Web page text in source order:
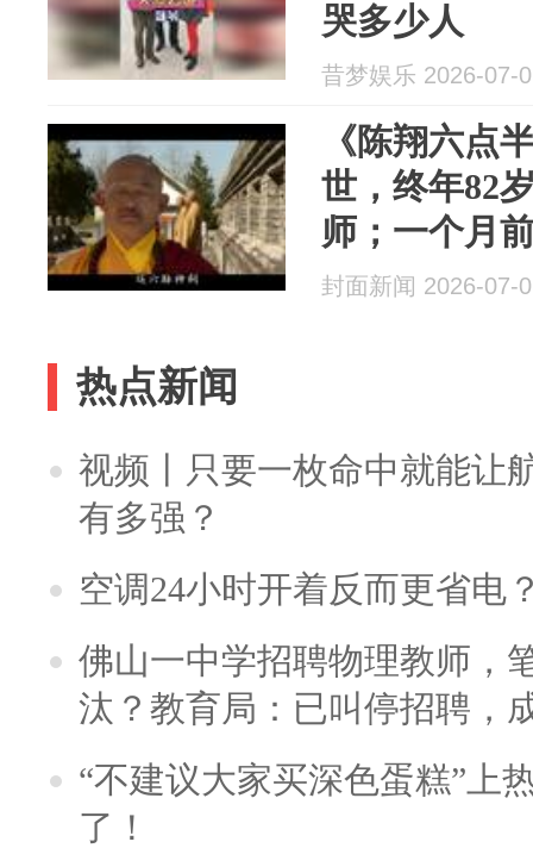
哭多少人
昔梦娱乐 2026-07-
《陈翔六点
世，终年82
师；一个月
离世
封面新闻 2026-07-
热点新闻
视频丨只要一枚命中就能让
有多强？
空调24小时开着反而更省电
佛山一中学招聘物理教师，
汰？教育局：已叫停招聘，
“不建议大家买深色蛋糕”上
了！